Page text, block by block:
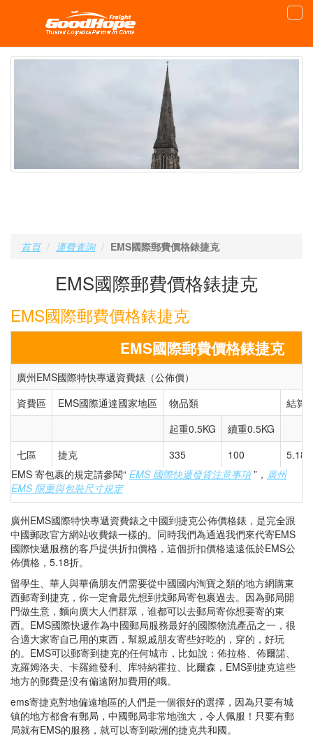
首頁 運費査詢 EMS國際郵費價格錶捷克
EMS國際郵費價格錶捷克
EMS國際郵費價格錶捷克
EMS國際郵費價格錶捷克
廣州EMS國際特快專遞資費錶（公佈價）
資費區
EMS國際通達國家地區 物品類
結算
起重0.5KG
續重0.5KG
七區
捷克 335 100
5.18
EMS 寄包裹的規定請參閱“ EMS 國際快遞發貨注意事項”， 廣州
EMS 限重與包裝尺寸規定
廣州EMS國際特快專遞資費錶之中國到捷克公佈價格錶，是完全跟
中國郵政官方網站收費錶一樣的。同時我們為通過我們來代寄EMS
國際快遞服務的客戶提供折扣價格，這個折扣價格遠遠低於EMS公
佈價格，5.18折。
留學生、華人與華僑朋友們需要從中國國内淘寶之類的地方網購東
西郵寄到捷克，你一定會最先想到找郵局寄包裹過去。因為郵局開
門做生意，麵向廣大人們群眾，谁都可以去郵局寄你想要寄的東
西。EMS國際快遞作為中國郵局服務最好的國際物流產品之一，很
合適大家寄自己用的東西，幫親戚朋友寄些好吃的，穿的，好玩
的。EMS可以郵寄到捷克的任何城市，比如說：佈拉格、佈爾諾、
克羅姆洛夫、卡羅維發利、库特納霍拉、比爾森，EMS到捷克這些
地方的郵費是没有偏遠附加費用的哦。
ems寄捷克對地偏遠地區的人們是一個很好的選擇，因為只要有城
镇的地方都會有郵局，中國郵局非常地強大，令人佩服！只要有郵
局就有EMS的服務，就可以寄到歐洲的捷克共和國。